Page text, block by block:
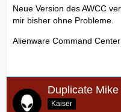
Neue Version des AWCC
mir bisher ohne Probleme.
Alienware Command
Duplicate Mike
Kaiser